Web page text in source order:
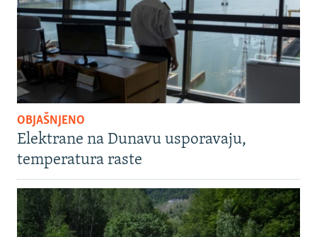
OBJAŠNJENO
Elektrane na Dunavu usporavaju,
temperatura raste